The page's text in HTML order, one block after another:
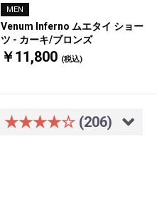
MEN
Venum Inferno ムエタイ ショー
ツ - カーキ/ブロンズ
￥11,800 (税込)
★★★★☆ (206)